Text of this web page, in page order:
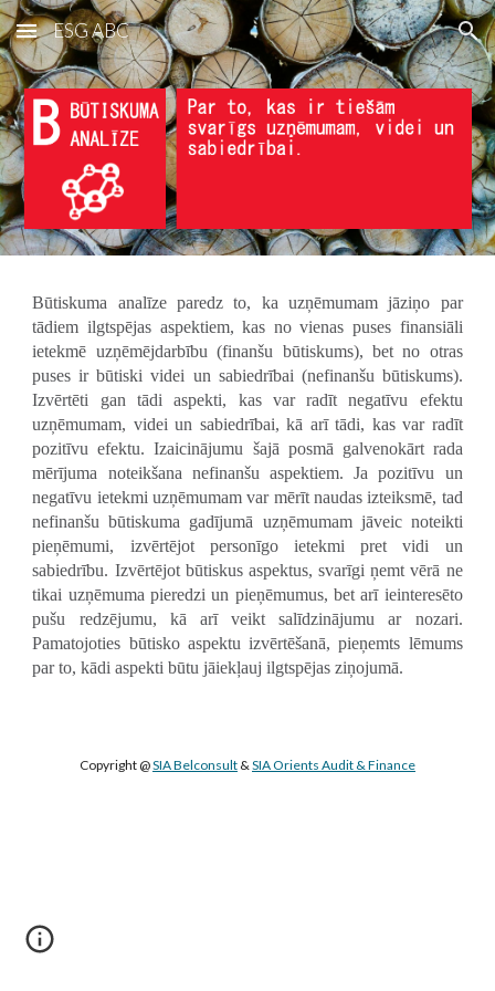
Skip to main content Skip to navigation
ESG ABC
Būtiskuma analīze paredz to, ka uzņēmumam jāziņo par
tādiem ilgtspējas aspektiem, kas no vienas puses finansiāli
ietekmē uzņēmējdarbību (finanšu būtiskums), bet no otras
puses ir būtiski videi un sabiedrībai (nefinanšu būtiskums).
Izvērtēti gan tādi aspekti, kas var radīt negatīvu efektu
uzņēmumam, videi un sabiedrībai, kā arī tādi, kas var radīt
pozitīvu efektu. Izaicinājumu šajā posmā galvenokārt rada
mērījuma noteikšana nefinanšu aspektiem. Ja pozitīvu un
negatīvu ietekmi uzņēmumam var mērīt naudas izteiksmē, tad
nefinanšu būtiskuma gadījumā uzņēmumam jāveic noteikti
pieņēmumi, izvērtējot personīgo ietekmi pret vidi un
sabiedrību. Izvērtējot būtiskus aspektus, svarīgi ņemt vērā ne
tikai uzņēmuma pieredzi un pieņēmumus, bet arī ieinteresēto
pušu redzējumu, kā arī veikt salīdzinājumu ar nozari.
Pamatojoties būtisko aspektu izvērtēšanā, pieņemts lēmums
par to, kādi aspekti būtu jāiekļauj ilgtspējas ziņojumā.
Copyright @ SIA Belconsult & SIA Orients Audit & Finance